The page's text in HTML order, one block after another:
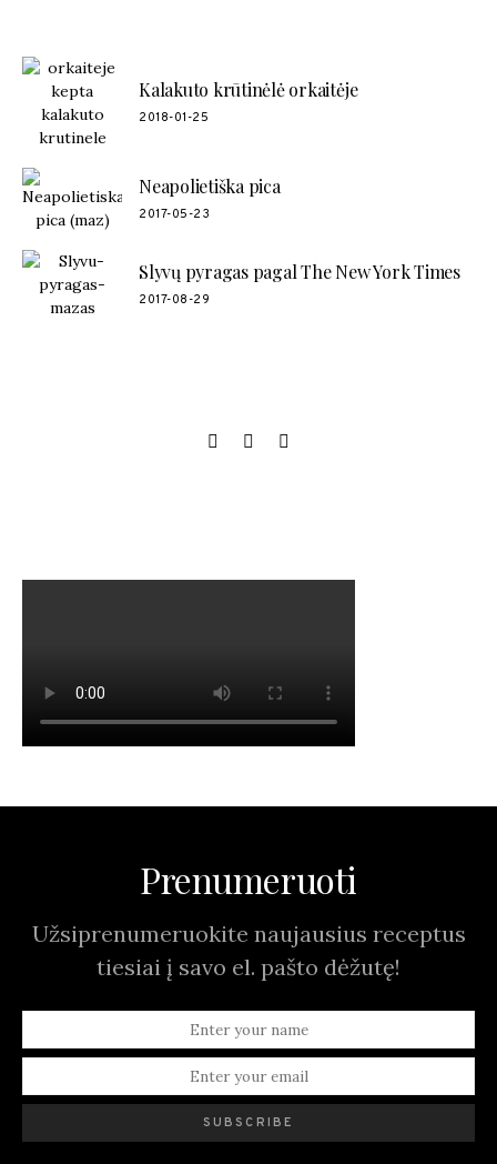
Kalakuto krūtinėlė orkaitėje
2018-01-25
Neapolietiška pica
2017-05-23
Slyvų pyragas pagal The New York Times
2017-08-29
Prenumeruoti
Užsiprenumeruokite naujausius receptus
tiesiai į savo el. pašto dėžutę!
SUBSCRIBE